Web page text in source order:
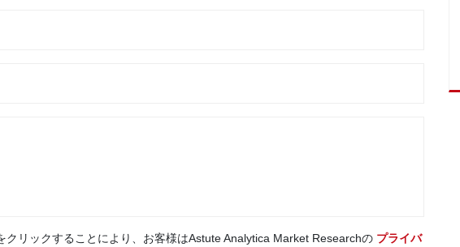
クリックすることにより、お客様はAstute Analytica Market Researchの プライバ